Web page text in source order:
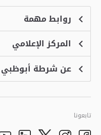
روابط مهمة
الشكاوى
منصة التوظيف الذكية
الاسئلة الشائعة
خدمة أمان
المركز الإعلامي
الأخبارعن شرطة أبوظبي
الرؤية والرسالة والقيم
تاريخ شرطة أبوظبي
adpolice centers locations
تابعونا